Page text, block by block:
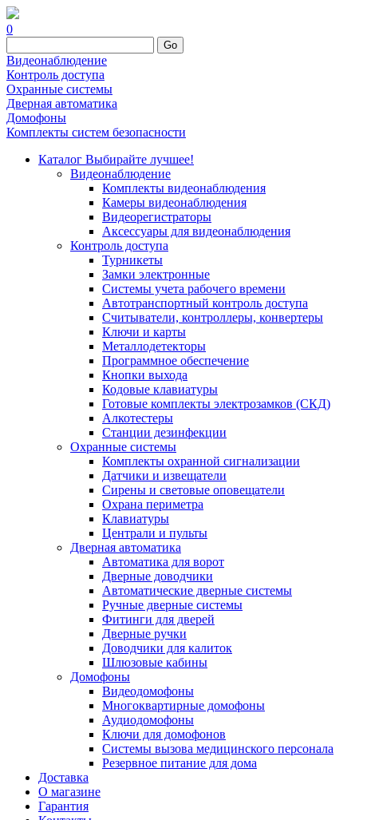
0
Go
Видеонаблюдение
Контроль доступа
Охранные системы
Дверная автоматика
Домофоны
Комплекты систем безопасности
Каталог Выбирайте лучшее!
Видеонаблюдение
Комплекты видеонаблюдения
Камеры видеонаблюдения
Видеорегистраторы
Аксессуары для видеонаблюдения
Контроль доступа
Турникеты
Замки электронные
Системы учета рабочего времени
Автотранспортный контроль доступа
Считыватели, контроллеры, конвертеры
Ключи и карты
Металлодетекторы
Программное обеспечение
Кнопки выхода
Кодовые клавиатуры
Готовые комплекты электрозамков (СКД)
Алкотестеры
Станции дезинфекции
Охранные системы
Комплекты охранной сигнализации
Датчики и извещатели
Сирены и световые оповещатели
Охрана периметра
Клавиатуры
Централи и пульты
Дверная автоматика
Автоматика для ворот
Дверные доводчики
Автоматические дверные системы
Ручные дверные системы
Фитинги для дверей
Дверные ручки
Доводчики для калиток
Шлюзовые кабины
Домофоны
Видеодомофоны
Многоквартирные домофоны
Аудиодомофоны
Ключи для домофонов
Системы вызова медицинского персонала
Резервное питание для дома
Доставка
О магазине
Гарантия